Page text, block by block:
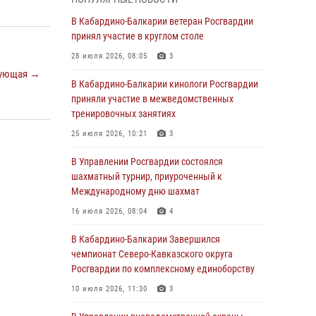
→
Директор Росгвардии Герой России генерал
армии Виктор Золотов поздравил
специалистов подразделений тыла с
профессиональным праздником
Росгвардия обеспечивает безопасность
граждан на южном направлении
31 июля 2026, 09:22
Состоялась рабочая встреча директора
Росгвардии Героя России генерала армии
Виктора Золотова с заместителем
полномочного представителя Президента
федеральном округе Виталием Кузнецовым
31 июля 2026, 06:45 1
Управление Росгвардии по Кабардино-
В Кабардино-Балкарии ветеран Росгвардии
принял участие в круглом столе
28 июля 2026, 08:05 3
В Кабардино-Балкарии кинологи Росгвардии
приняли участие в межведомственных
тренировочных занятиях
25 июля 2026, 10:21 3
В Управлении Росгвардии состоялся
шахматный турнир, приуроченный к
Международному дню шахмат
16 июля 2026, 08:04 4
В Кабардино-Балкарии Завершился
чемпионат Северо-Кавказского округа
Росгвардии по комплексному единоборству
10 июля 2026, 11:30 3